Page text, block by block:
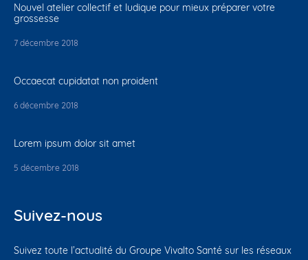
Nouvel atelier collectif et ludique pour mieux préparer votre
grossesse
7 décembre 2018
Occaecat cupidatat non proident
6 décembre 2018
Lorem ipsum dolor sit amet
5 décembre 2018
Suivez-nous
Suivez toute l’actualité du Groupe Vivalto Santé sur les réseaux